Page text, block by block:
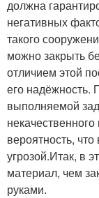
должна
негативных
такого
можно закрыть
отличием этой
его надёжность.
выполняемой
вероятность,
угрозой.Итак, в
материал, чем
руками.